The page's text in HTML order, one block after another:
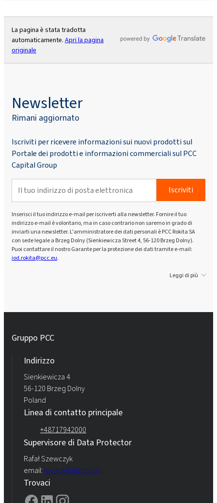
La pagina è stata tradotta
automaticamente. Apri la pagina
originale
Newsletter
Rimani aggiornato
Iscriviti per ricevere informazioni sui nuovi prodotti sul
Portale dei prodotti e informazioni commerciali sul PCC
Capital Group
Iscriviti
Inserisci il tuo indirizzo e-mail per iscriverti alla newsletter. Fornire il tuo
indirizzo e-mail è volontario, ma in caso contrario non saremo in grado di
inviarti una newsletter. L'amministratore dei dati personali è PCC Rokita SA
con sede legale a Brzeg Dolny (Sienkiewicza Street 4, 56-120 Brzeg Dolny).
Puoi contattare il nostro Garante per la protezione dei dati tramite e-mail:
iod.rokita@pcc.eu.
Leggi di più
Gruppo PCC
Indirizzo
Sienkiewicza 4
56-120 Brzeg Dolny
Poland
Linea di contatto principale
+48717942000
Supervisore di Data Protector
Rafał Szewczyk
email: iod.rokita@pcc.eu
Trovaci